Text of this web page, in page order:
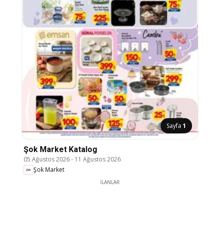
Sayfa 1
Şok Market Katalog
05 Ağustos 2026- 11 Ağustos 2026
Şok Market
İLANLAR